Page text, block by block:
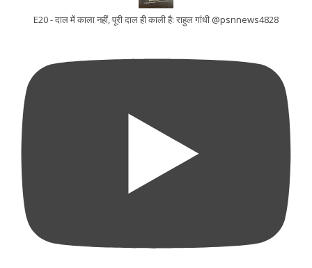
E20 - दाल में काला नहीं, पूरी दाल ही काली है: राहुल गांधी @psnnews4828